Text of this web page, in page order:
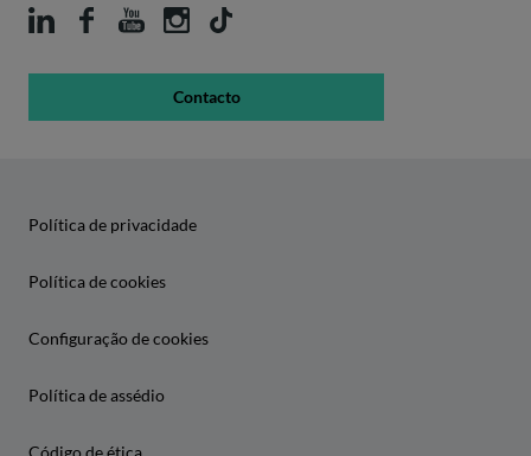
Contacto
Política de privacidade
Política de cookies
Configuração de cookies
Política de assédio
Código de ética